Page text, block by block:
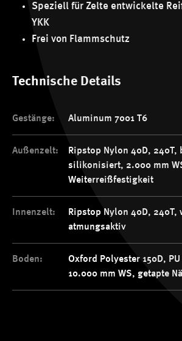
Speziell für Zelte entwickelte
YKK
Frei von Flammschutz
Technische Details
Gestänge: Aluminum 7001 T6
Außenzelt:
Ripstop Nylon 40D,
silikonisiert, 2.000 mm
Weiterreißfestigkeit
Innenzelt:
Ripstop Nylon 40D, 240T,
atmungsaktiv
Boden:
Oxford Polyester 150D,
10.000 mm WS, getapte